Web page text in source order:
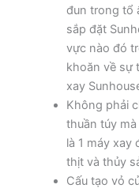
đun trong tổ
sắp đặt
vực nào đó
khoăn về sự
xay
Không phải
thuần túy
là 1 máy xay
thịt và thủy
Cấu tạo vỏ